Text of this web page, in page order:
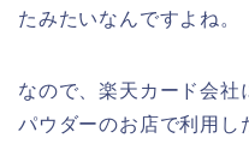
たみたいなんですよね。
なので、楽天カード会社
パウダーのお店で利用し